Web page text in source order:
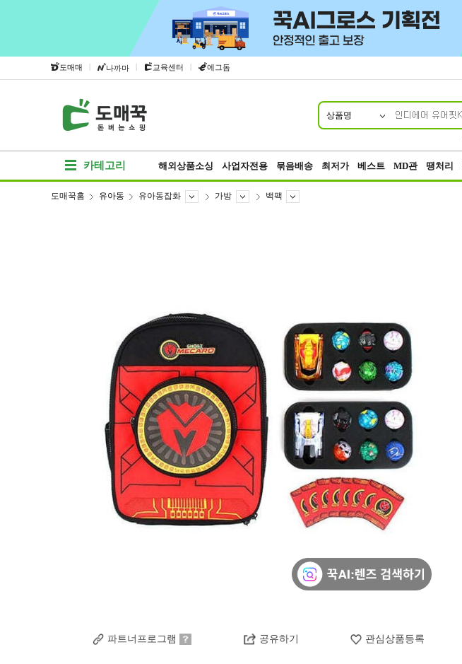
도매매 | 나까마 | 교육센터 | 에그돔
상품명
카테고리 해외상품소싱 사업자전용 묶음배송 최저가 베스트 MD관 땡처리
도매꾹홈 유아동 유아동잡화 가방 백팩
파트너프로그램 공유하기 관심상품등록